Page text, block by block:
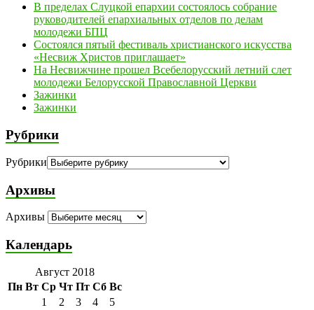
В пределах Слуцкой епархии состоялось собрание
руководителей епархиальных отделов по делам
молодежи БПЦ
Состоялся пятый фестиваль христианского искусства
«Несвиж Христов приглашает»
На Несвижчине прошел Всебелорусский летний слет
молодежи Белорусской Православной Церкви
Зажинки
Зажинки
Рубрики
Рубрики
Архивы
Архивы
Календарь
Август 2018
Пн Вт Ср Чт Пт Сб Вс
1
2 3 4
5